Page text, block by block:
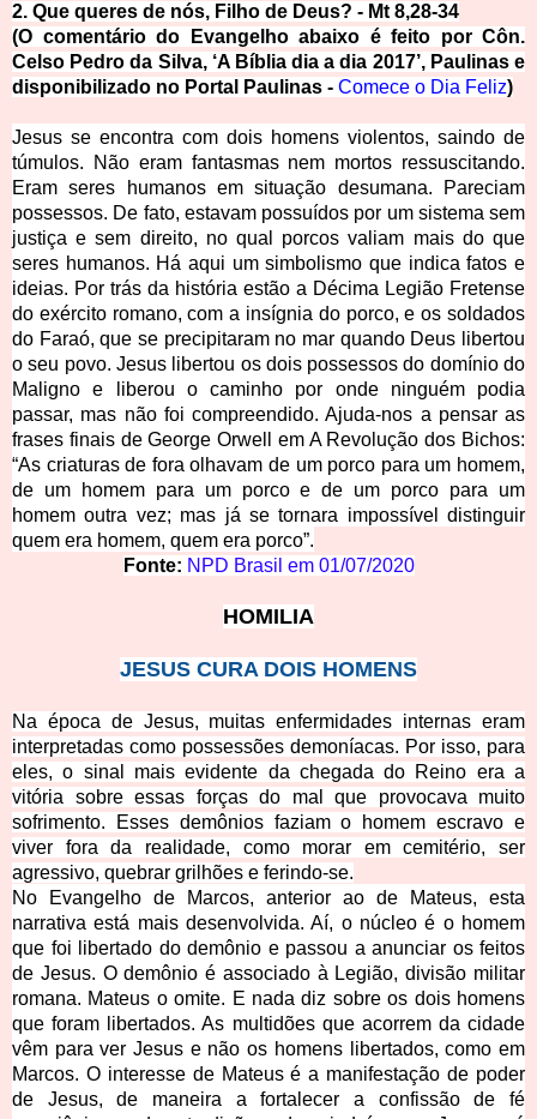
2. Que queres de nós, Filho de Deus? - Mt 8,28-34
(O comentário do Evangelho abaixo é feito por Côn.
Celso Pedro da Silva, ‘A Bíblia dia a dia 2017’, Paulinas e
disponibilizado no Portal Paulinas - Comece o Dia Feliz)
Jesus se encontra com dois homens violentos, saindo de
túmulos. Não eram fantasmas nem mortos ressuscitando.
Eram seres humanos em situação desumana. Pareciam
possessos. De fato, estavam possuídos por um sistema sem
justiça e sem direito, no qual porcos valiam mais do que
seres humanos. Há aqui um simbolismo que indica fatos e
ideias. Por trás da história estão a Décima Legião Fretense
do exército romano, com a insígnia do porco, e os soldados
do Faraó, que se precipitaram no mar quando Deus libertou
o seu povo. Jesus libertou os dois possessos do domínio do
Maligno e liberou o caminho por onde ninguém podia
passar, mas não foi compreendido. Ajuda-nos a pensar as
frases finais de George Orwell em A Revolução dos Bichos:
“As criaturas de fora olhavam de um porco para um homem,
de um homem para um porco e de um porco para um
homem outra vez; mas já se tornara impossível distinguir
quem era homem, quem era porco”.
Fonte: NPD Brasil em 01/07/2020
HOMILIA
JESUS CURA DOIS HOMENS
Na época de Jesus, muitas enfermidades internas eram
interpretadas como possessões demoníacas. Por isso, para
eles, o sinal mais evidente da chegada do Reino era a
vitória sobre essas forças do mal que provocava muito
sofrimento. Esses demônios faziam o homem escravo e
viver fora da realidade, como morar em cemitério, ser
agressivo, quebrar grilhões e ferindo-se.
No Evangelho de Marcos, anterior ao de Mateus, esta
narrativa está mais desenvolvida. Aí, o núcleo é o homem
que foi libertado do demônio e passou a anunciar os feitos
de Jesus. O demônio é associado à Legião, divisão militar
romana. Mateus o omite. E nada diz sobre os dois homens
que foram libertados. As multidões que acorrem da cidade
vêm para ver Jesus e não os homens libertados, como em
Marcos. O interesse de Mateus é a manifestação de poder
de Jesus, de maneira a fortalecer a confissão de fé